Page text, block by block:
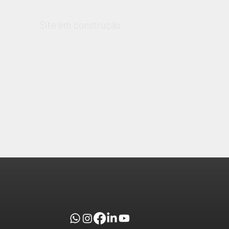
Site em construção